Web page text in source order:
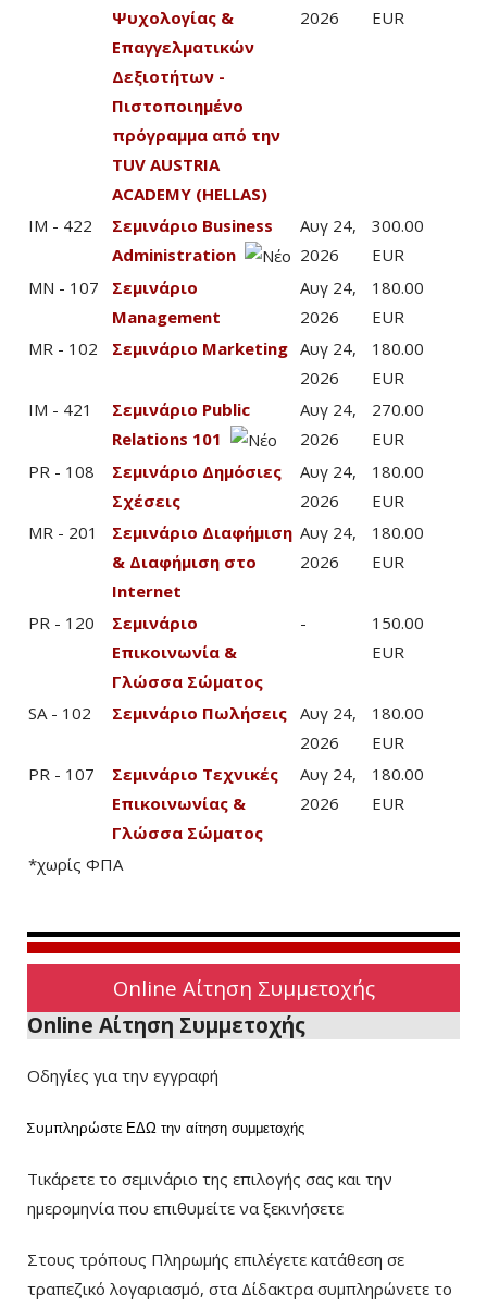
Ψυχολογίας &
Επαγγελματικών
Δεξιοτήτων -
Πιστοποιημένο
πρόγραμμα από την
TUV AUSTRIA
ACADEMY (HELLAS)
2026
EUR
IM - 422
Σεμινάριο Business
Administration
Αυγ 24,
2026
300.00
EUR
MN - 107
Σεμινάριο
Management
Αυγ 24,
2026
180.00
EUR
MR - 102
Σεμινάριο Marketing Αυγ 24,
2026
180.00
EUR
IM - 421
Σεμινάριο Public
Relations 101
Αυγ 24,
2026
270.00
EUR
PR - 108
Σεμινάριο Δημόσιες
Σχέσεις
Αυγ 24,
2026
180.00
EUR
MR - 201
Σεμινάριο Διαφήμιση
& Διαφήμιση στο
Internet
Αυγ 24,
2026
180.00
EUR
PR - 120
Σεμινάριο
Επικοινωνία &
Γλώσσα Σώματος
-
150.00
EUR
SA - 102 Σεμινάριο Πωλήσεις Αυγ 24,
2026
180.00
EUR
PR - 107
Σεμινάριο Τεχνικές
Επικοινωνίας &
Γλώσσα Σώματος
Αυγ 24,
2026
180.00
EUR
*χωρίς ΦΠΑ
Online Αίτηση Συμμετοχής
Online Αίτηση Συμμετοχής
Οδηγίες για την εγγραφή
Συμπληρώστε ΕΔΩ την αίτηση συμμετοχής
Τικάρετε το σεμινάριο της επιλογής σας και την
ημερομηνία που επιθυμείτε να ξεκινήσετε
Στους τρόπους Πληρωμής επιλέγετε κατάθεση σε
τραπεζικό λογαριασμό, στα Δίδακτρα συμπληρώνετε το